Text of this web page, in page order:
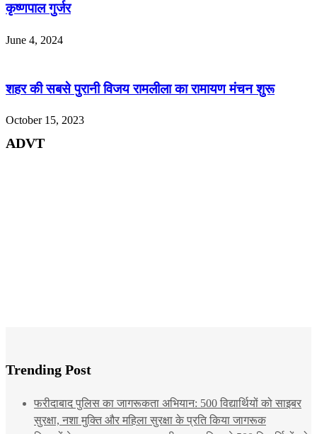
कृष्णपाल गुर्जर
June 4, 2024
शहर की सबसे पुरानी विजय रामलीला का रामायण मंचन शुरू
October 15, 2023
ADVT
Trending Post
फरीदाबाद पुलिस का जागरूकता अभियान: 500 विद्यार्थियों को साइबर
सुरक्षा, नशा मुक्ति और महिला सुरक्षा के प्रति किया जागरूक